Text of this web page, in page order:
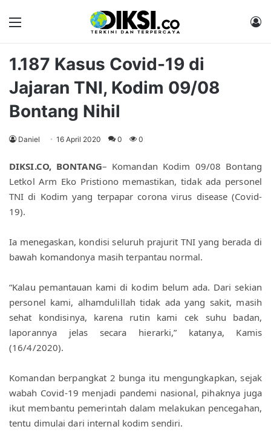
1.187 Kasus Covid-19 di
Jajaran TNI, Kodim 09/08
Bontang Nihil
Daniel 16 April 2020 0 0
DIKSI.CO, BONTANG– Komandan Kodim 09/08 Bontang
Letkol Arm Eko Pristiono memastikan, tidak ada personel
TNI di Kodim yang terpapar corona virus disease (Covid-
19).
Ia menegaskan, kondisi seluruh prajurit TNI yang berada di
bawah komandonya masih terpantau normal.
“Kalau pemantauan kami di kodim belum ada. Dari sekian
personel kami, alhamdulillah tidak ada yang sakit, masih
sehat kondisinya, karena rutin kami cek suhu badan,
laporannya jelas secara hierarki,” katanya, Kamis
(16/4/2020).
Komandan berpangkat 2 bunga itu mengungkapkan, sejak
wabah Covid-19 menjadi pandemi nasional, pihaknya juga
ikut membantu pemerintah dalam melakukan pencegahan,
tentu dimulai dari internal kodim sendiri.